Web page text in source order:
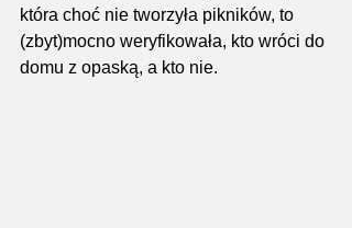
która choć nie tworzyła pikników, to
(zbyt)mocno weryfikowała, kto wróci do
domu z opaską, a kto nie.